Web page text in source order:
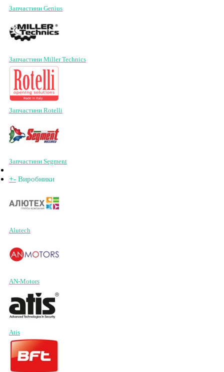
Запчастини Genius
Запчастини Miller Technics
Запчастини Rotelli
Запчастини Segment
+- Виробники
Alutech
AN-Motors
Atis